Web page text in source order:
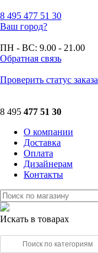
8 495 477 51 30
Ваш город?
ПН - ВС: 9.00 - 21.00
Обратная связь
Проверить статус заказа
8 495 477 51 30
О компании
Доставка
Оплата
Дизайнерам
Контакты
Искать в товарах